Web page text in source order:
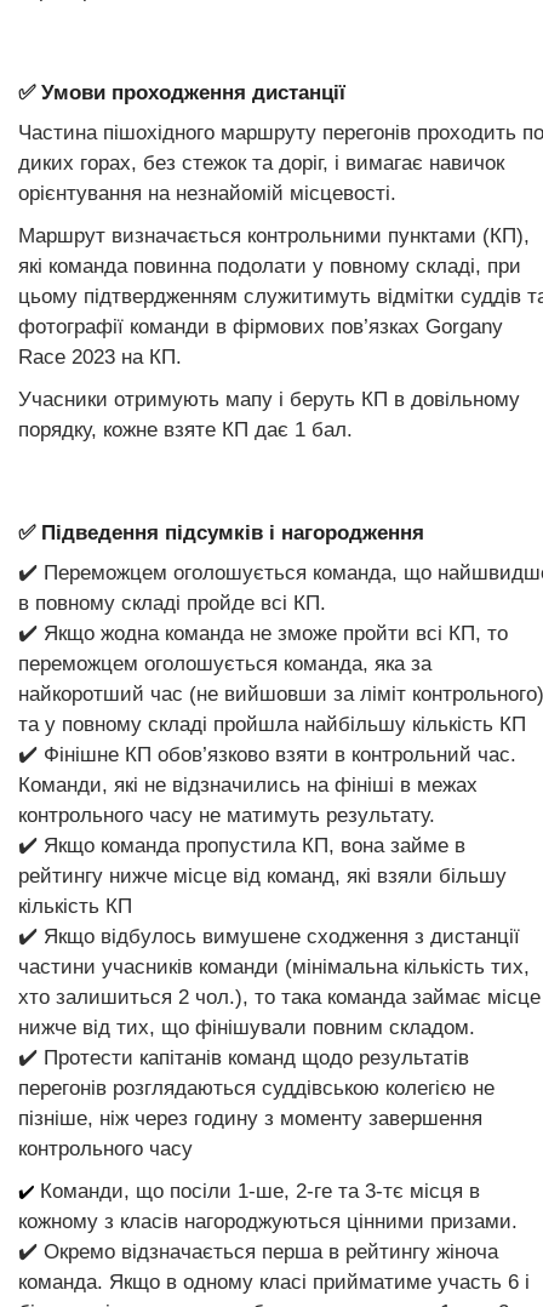
✅ Умови проходження дистанції
Частина пішохідного маршруту перегонів проходить по
диких горах, без стежок та доріг, і вимагає навичок
орієнтування на незнайомій місцевості.
Маршрут визначається контрольними пунктами (КП),
які команда повинна подолати у повному складі, при
цьому підтвердженням служитимуть відмітки суддів
фотографії команди в фірмових пов’язках Gorgany
Race 2023 на КП.
Учасники отримують мапу і беруть КП в довільному
порядку, кожне взяте КП дає 1 бал.
✅ Підведення підсумків і нагородження
✔️ Переможцем оголошується команда, що
в повному складі пройде всі КП.
✔️ Якщо жодна команда не зможе пройти всі КП, то
переможцем оголошується команда, яка за
найкоротший час (не вийшовши за ліміт контрольного)
та у повному складі пройшла найбільшу кількість КП
✔️ Фінішне КП обов’язково взяти в контрольний час.
Команди, які не відзначились на фініші в межах
контрольного часу не матимуть результату.
✔️ Якщо команда пропустила КП, вона займе в
рейтингу нижче місце від команд, які взяли більшу
кількість КП
✔️ Якщо відбулось вимушене сходження з дистанції
частини учасників команди (мінімальна кількість тих,
хто залишиться 2 чол.), то така команда займає місце
нижче від тих, що фінішували повним складом.
✔️ Протести капітанів команд щодо результатів
перегонів розглядаються суддівською колегією не
пізніше, ніж через годину з моменту завершення
контрольного часу
✔️ Команди, що посіли 1-ше, 2-ге та 3-тє місця в
кожному з класів нагороджуються цінними призами.
✔️ Окремо відзначається перша в рейтингу жіноча
команда. Якщо в одному класі прийматиме участь 6 і